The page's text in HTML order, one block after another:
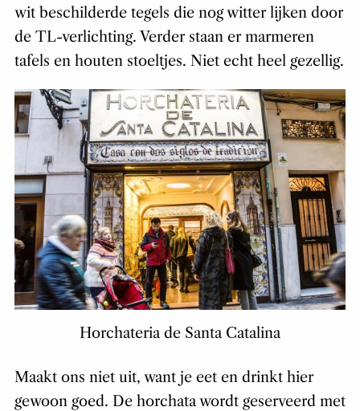
wit beschilderde tegels die nog witter lijken door
de TL-verlichting. Verder staan er marmeren
tafels en houten stoeltjes. Niet echt heel gezellig.
Horchateria de Santa Catalina
Maakt ons niet uit, want je eet en drinkt hier
gewoon goed. De horchata wordt geserveerd met